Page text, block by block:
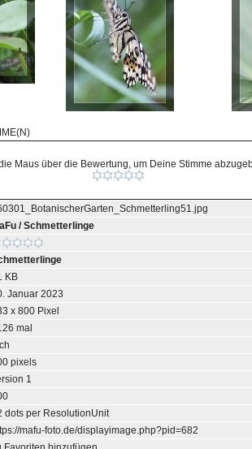
Maus über die Bewertung, um Deine Stimme
/Schmetterlinge
KB
Januar 2023
x 800 Pixel
mal
pixels
1
dots per ResolutionUnit
mafu-foto.de/displayimage.php?pid=682